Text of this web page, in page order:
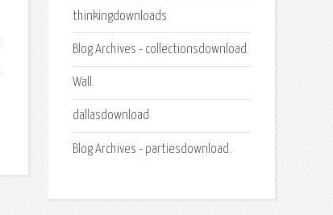
thinkingdownloads
Blog Archives - collectionsdownload.
Wall.
dallasdownload
Blog Archives - partiesdownload.